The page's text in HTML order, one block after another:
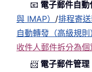
📧 電子郵件自動
與 IMAP） /排程寄
自動轉發（高級規則
收件人郵件拆分為個
📨 電子郵件管理